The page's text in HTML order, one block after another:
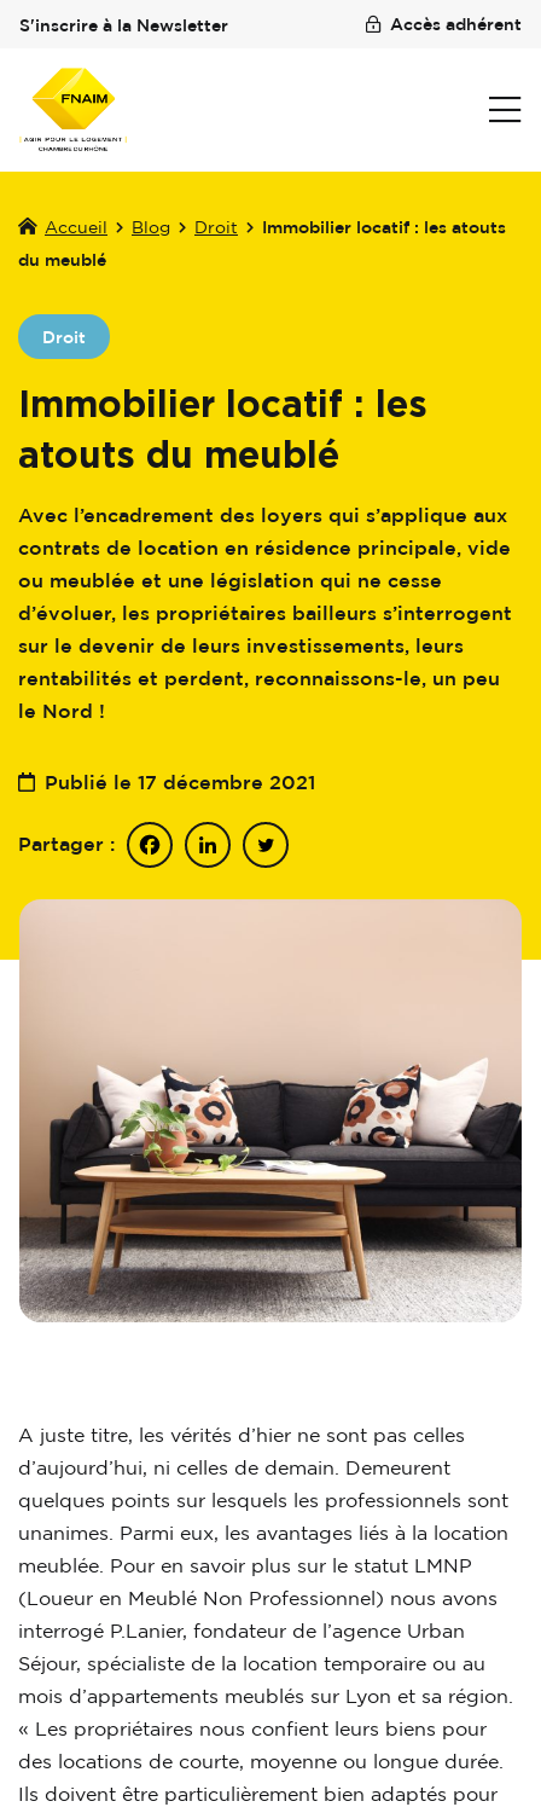
S'inscrire à la Newsletter Accès adhérent
Accueil Blog Droit
Immobilier locatif : les atouts
du meublé
Droit
Immobilier locatif : les
atouts du meublé
Avec l’encadrement des loyers qui s’applique aux
contrats de location en résidence principale, vide
ou meublée et une législation qui ne cesse
d’évoluer, les propriétaires bailleurs s’interrogent
sur le devenir de leurs investissements, leurs
rentabilités et perdent, reconnaissons-le, un peu
le Nord !
Publié le 17 décembre 2021
Partager :
A juste titre, les vérités d’hier ne sont pas celles
d’aujourd’hui, ni celles de demain. Demeurent
quelques points sur lesquels les professionnels sont
unanimes. Parmi eux, les avantages liés à la location
meublée. Pour en savoir plus sur le statut LMNP
(Loueur en Meublé Non Professionnel) nous avons
interrogé P.Lanier, fondateur de l’agence Urban
Séjour, spécialiste de la location temporaire ou au
mois d’appartements meublés sur Lyon et sa région.
« Les propriétaires nous confient leurs biens pour
des locations de courte, moyenne ou longue durée.
Ils doivent être particulièrement bien adaptés pour